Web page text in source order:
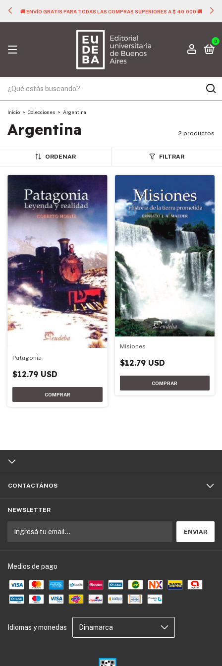
🚚 ENVÍO GRATIS PARA TODAS LAS COMPRAS SUPERIORES A $ 40.000 🚚
0
Inicio > Colecciones > Argentina
Argentina 2 productos
ORDENAR FILTRAR
Patagonia
$12.79 USD
Misiones
$12.79 USD
CONTACTÁNOS
NEWSLETTER
Medios de pago
Idiomas y monedas